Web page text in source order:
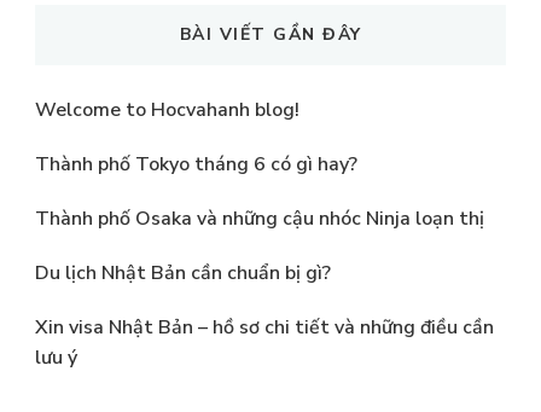
BÀI VIẾT GẦN ĐÂY
Welcome to Hocvahanh blog!
Thành phố Tokyo tháng 6 có gì hay?
Thành phố Osaka và những cậu nhóc Ninja loạn thị
Du lịch Nhật Bản cần chuẩn bị gì?
Xin visa Nhật Bản – hồ sơ chi tiết và những điều cần
lưu ý